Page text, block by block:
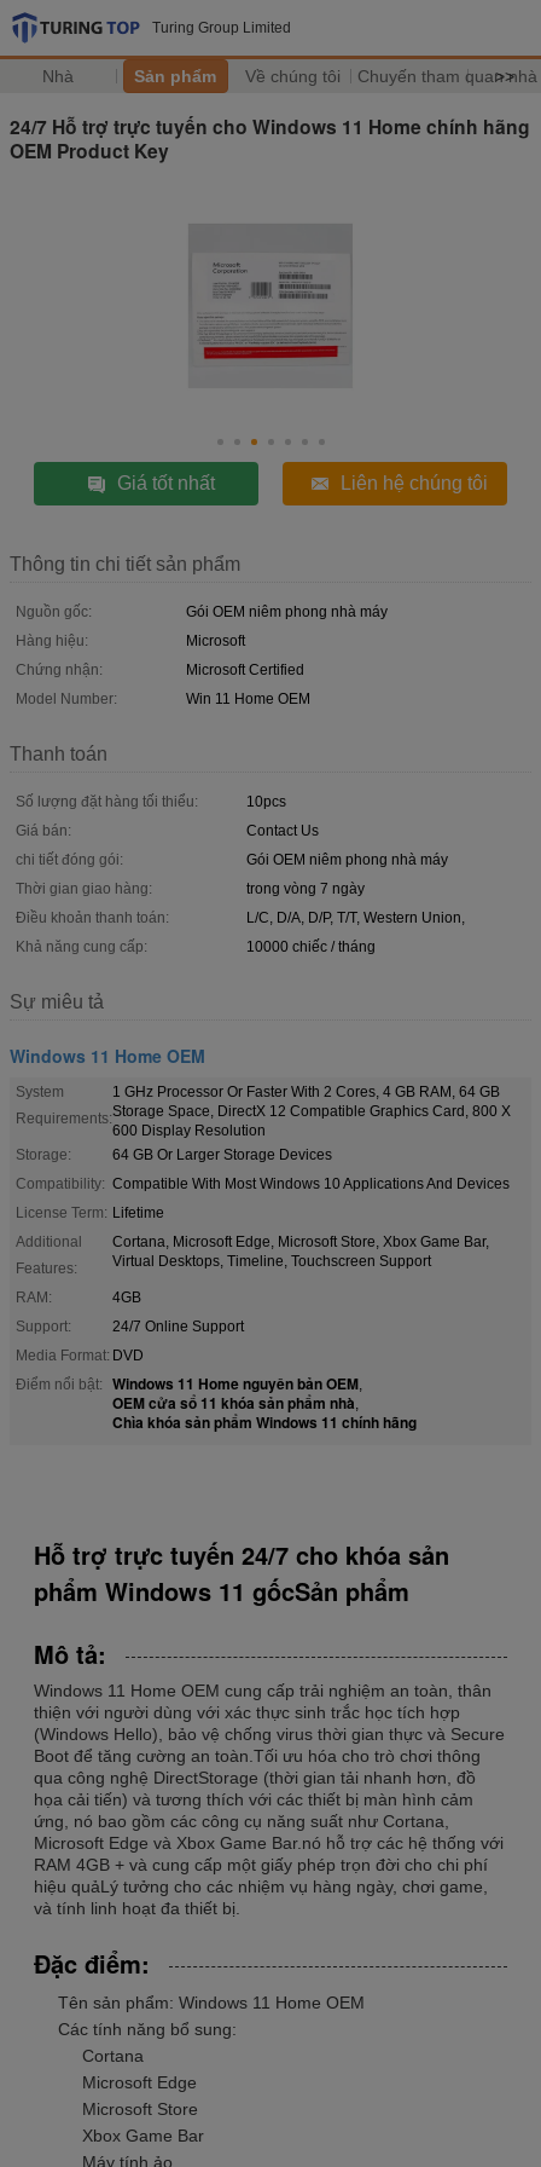
Turing Group Limited
Nhà Sản phẩm Về chúng tôi Chuyến tham quan nhà
>>
24/7 Hỗ trợ trực tuyến cho Windows 11 Home chính hãng
OEM Product Key
Giá tốt nhất Liên hệ chúng tôi
Thông tin chi tiết sản phẩm
Nguồn gốc:
Gói OEM niêm phong nhà máy
Hàng hiệu:
Microsoft
Chứng nhận:
Microsoft Certified
Model Number:
Win 11 Home OEM
Thanh toán
Số lượng đặt hàng tối thiểu:
10pcs
Giá bán:
Contact Us
chi tiết đóng gói:
Gói OEM niêm phong nhà máy
Thời gian giao hàng:
trong vòng 7 ngày
Điều khoản thanh toán:
L/C, D/A, D/P, T/T, Western Union,
Khả năng cung cấp:
10000 chiếc / tháng
Sự miêu tả
Windows 11 Home OEM
System
Requirements:
1 GHz Processor Or Faster With 2 Cores, 4 GB RAM, 64 GB
Storage Space, DirectX 12 Compatible Graphics Card, 800 X
600 Display Resolution
Storage:
64 GB Or Larger Storage Devices
Compatibility: Compatible With Most Windows 10 Applications And Devices
License Term: Lifetime
Additional
Features:
Cortana, Microsoft Edge, Microsoft Store, Xbox Game Bar,
Virtual Desktops, Timeline, Touchscreen Support
RAM:
4GB
Support:
24/7 Online Support
Media Format: DVD
Điểm nổi bật:
Windows 11 Home nguyên bản OEM,
OEM cửa sổ 11 khóa sản phẩm nhà,
Chìa khóa sản phẩm Windows 11 chính hãng
Hỗ trợ trực tuyến 24/7 cho khóa sản
phẩm Windows 11 gốcSản phẩm
Mô tả:
Windows 11 Home OEM cung cấp trải nghiệm an toàn, thân
thiện với người dùng với xác thực sinh trắc học tích hợp
(Windows Hello), bảo vệ chống virus thời gian thực và Secure
Boot để tăng cường an toàn.Tối ưu hóa cho trò chơi thông
qua công nghệ DirectStorage (thời gian tải nhanh hơn, đồ
họa cải tiến) và tương thích với các thiết bị màn hình cảm
ứng, nó bao gồm các công cụ năng suất như Cortana,
Microsoft Edge và Xbox Game Bar.nó hỗ trợ các hệ thống với
RAM 4GB + và cung cấp một giấy phép trọn đời cho chi phí
hiệu quảLý tưởng cho các nhiệm vụ hàng ngày, chơi game,
và tính linh hoạt đa thiết bị.
Đặc điểm:
Tên sản phẩm: Windows 11 Home OEM
Các tính năng bổ sung:
Cortana
Microsoft Edge
Microsoft Store
Xbox Game Bar
Máy tính ảo